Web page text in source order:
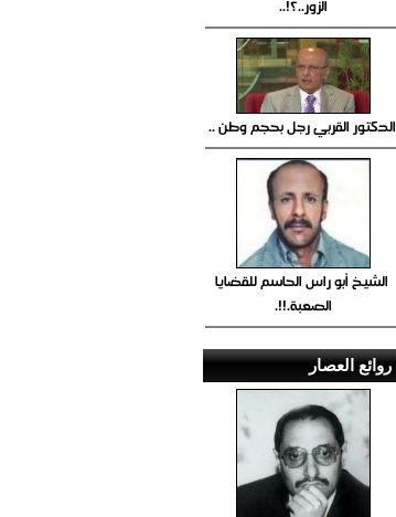
الزور..؟!..
الدكتور القربي رجل بحجم وطن ..
الشيخ أبو راس الحاسم للقضايا
الصعبة.!!.
روائع العصار